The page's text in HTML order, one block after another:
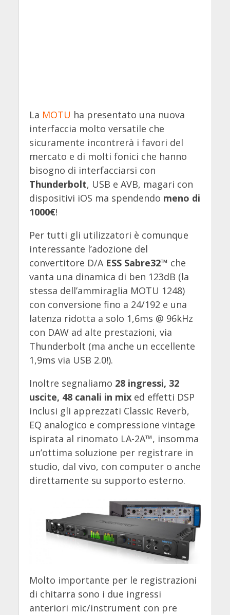
La MOTU ha presentato una nuova
interfaccia molto versatile che
sicuramente incontrerà i favori del
mercato e di molti fonici che hanno
bisogno di interfacciarsi con
Thunderbolt, USB e AVB, magari con
dispositivi iOS ma spendendo meno di
1000€!
Per tutti gli utilizzatori è comunque
interessante l’adozione del
convertitore D/A ESS Sabre32™ che
vanta una dinamica di ben 123dB (la
stessa dell’ammiraglia MOTU 1248)
con conversione fino a 24/192 e una
latenza ridotta a solo 1,6ms @ 96kHz
con DAW ad alte prestazioni, via
Thunderbolt (ma anche un eccellente
1,9ms via USB 2.0!).
Inoltre segnaliamo 28 ingressi, 32
uscite, 48 canali in mixed effetti DSP
inclusi gli apprezzati Classic Reverb,
EQ analogico e compressione vintage
ispirata al rinomato LA-2A™, insomma
un’ottima soluzione per registrare in
studio, dal vivo, con computer o anche
direttamente su supporto esterno.
Molto importante per le registrazioni
di chitarra sono i due ingressi
anteriori mic/instrument con pre